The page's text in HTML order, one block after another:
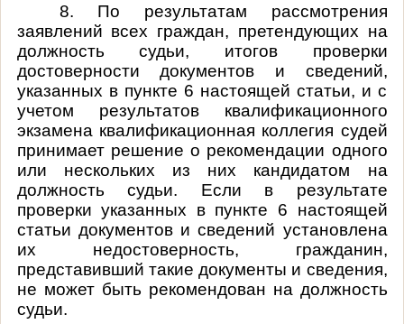
8. По результатам рассмотрения
заявлений всех граждан, претендующих на
должность судьи, итогов проверки
достоверности документов и сведений,
указанных в пункте 6 настоящей статьи, и с
учетом результатов квалификационного
экзамена квалификационная коллегия судей
принимает решение о рекомендации одного
или нескольких из них кандидатом на
должность судьи. Если в результате
проверки указанных в пункте 6 настоящей
статьи документов и сведений установлена
их недостоверность, гражданин,
представивший такие документы и сведения,
не может быть рекомендован на должность
судьи.